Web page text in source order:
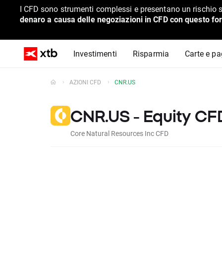
I CFD sono strumenti complessi e presentano un
denaro a causa delle negoziazioni in CFD con questo
Investimenti Risparmia Carte e
AZIONI CFD CNR.US
CNR.US - Equity
Core Natural Resources Inc CFD